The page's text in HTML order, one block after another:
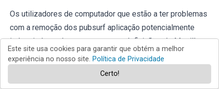
Os utilizadores de computador que estão a ter problemas
com a remoção dos pubsurf aplicação potencialmente
indesejada, podem repor as suas definições do Mozilla
Firefox. Abra o
Mozilla Firefox , no canto superior direito
Este site usa cookies para garantir que obtém a melhor
experiência no nosso site. Política de Privacidade
Certo!